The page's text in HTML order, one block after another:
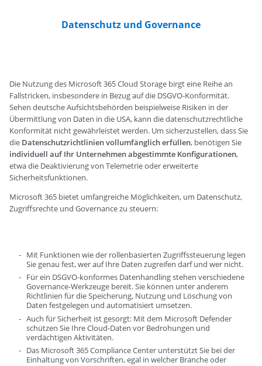
Datenschutz und Governance
Die Nutzung des Microsoft 365 Cloud Storage birgt eine Reihe an
Fallstricken, insbesondere in Bezug auf die DSGVO-Konformität.
Sehen deutsche Aufsichtsbehörden beispielweise Risiken in der
Übermittlung von Daten in die USA, kann die datenschutzrechtliche
Konformität nicht gewährleistet werden. Um sicherzustellen, dass Sie
die Datenschutzrichtlinien vollumfänglich erfüllen, benötigen Sie
individuell auf Ihr Unternehmen abgestimmte Konfigurationen,
etwa die Deaktivierung von Telemetrie oder erweiterte
Sicherheitsfunktionen.
Microsoft 365 bietet umfangreiche Möglichkeiten, um Datenschutz,
Zugriffsrechte und Governance zu steuern:
Mit Funktionen wie der rollenbasierten Zugriffssteuerung legen
Sie genau fest, wer auf Ihre Daten zugreifen darf und wer nicht.
Für ein DSGVO-konformes Datenhandling stehen verschiedene
Governance-Werkzeuge bereit. Sie können unter anderem
Richtlinien für die Speicherung, Nutzung und Löschung von
Daten festgelegen und automatisiert umsetzen.
Auch für Sicherheit ist gesorgt: Mit dem Microsoft Defender
schützen Sie Ihre Cloud-Daten vor Bedrohungen und
verdächtigen Aktivitäten.
Das Microsoft 365 Compliance Center unterstützt Sie bei der
Einhaltung von Vorschriften, egal in welcher Branche oder